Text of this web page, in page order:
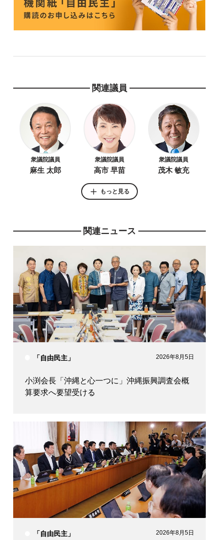
関連議員
衆議院議員
麻生 太郎
衆議院議員
高市 早苗
衆議院議員
茂木 敏充
もっと見る
関連ニュース
「自由民主」 2026年8月5日
小渕会長「沖縄と心一つに」沖縄振興調査会概
算要求へ要望受ける
「自由民主」 2026年8月5日